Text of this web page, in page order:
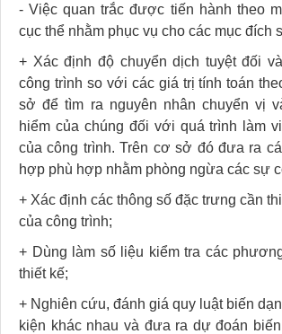
- Việc quan trắc được tiến hành theo
cục thể nhằm phục vụ cho các mục đích
+ Xác định độ chuyển dịch tuyệt đối
công trình so với các giá trị tính toán
sở để tìm ra nguyên nhân chuyển vị
hiểm của chúng đối với quá trình làm
của công trình. Trên cơ sở đó đưa ra
hợp phù hợp nhằm phòng ngừa các sự
+ Xác định các thông số đặc trưng cần
của công trình;
+ Dùng làm số liệu kiểm tra các
thiết kế;
+ Nghiên cứu, đánh giá quy luật biến
kiện khác nhau và đưa ra dự đoán